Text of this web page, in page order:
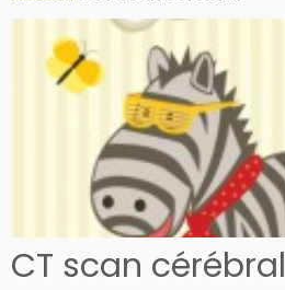
content
CT scan cérébral